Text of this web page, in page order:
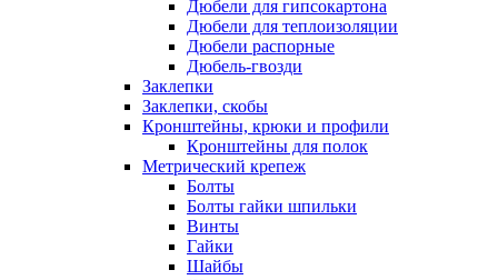
Дюбели для гипсокартона
Дюбели для теплоизоляции
Дюбели распорные
Дюбель-гвозди
Заклепки
Заклепки, скобы
Кронштейны, крюки и профили
Кронштейны для полок
Метрический крепеж
Болты
Болты гайки шпильки
Винты
Гайки
Шайбы